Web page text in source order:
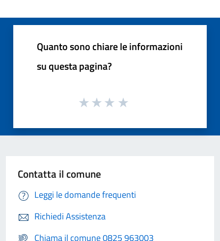
Quanto sono chiare le informazioni
su questa pagina?
Contatta il comune
Leggi le domande frequenti
Richiedi Assistenza
Chiama il comune 0825 963003